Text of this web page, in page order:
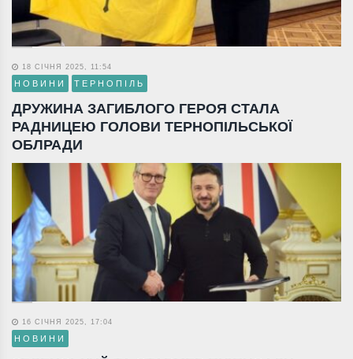
18 СІЧНЯ 2025, 11:54
НОВИНИ ТЕРНОПІЛЬ
ДРУЖИНА ЗАГИБЛОГО ГЕРОЯ СТАЛА
РАДНИЦЕЮ ГОЛОВИ ТЕРНОПІЛЬСЬКОЇ
ОБЛРАДИ
16 СІЧНЯ 2025, 17:04
НОВИНИ